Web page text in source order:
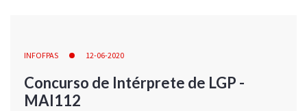
INFOFPAS 12-06-2020
Concurso de Intérprete de LGP -
MAI112